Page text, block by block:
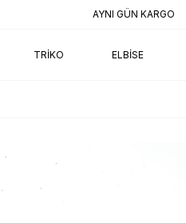
AYNI GÜN KARGO
TRIKO ELBISE